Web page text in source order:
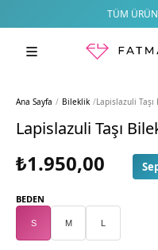
TÜM
Ana Sayfa / Bileklik /Lapislazuli
Lapislazuli Taşı
₺1.950,00
BEDEN
S M L